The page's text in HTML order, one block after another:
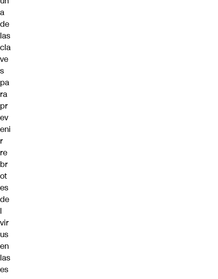
a
de
las
cla
ve
s
pa
ra
pr
ev
eni
r
re
br
ot
es
de
l
vir
us
en
las
es